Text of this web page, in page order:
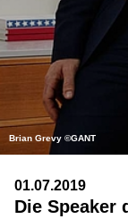
Brian Grevy ©GANT
01.07.2019
Die Speaker